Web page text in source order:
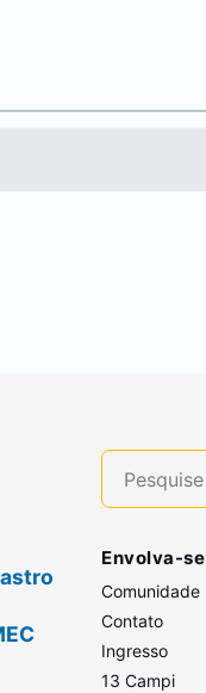
Envolva-se
Comunidade
Contato
Ingresso
13 Campi